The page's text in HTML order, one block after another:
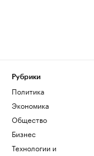
Рубрики
Политика
Экономика
Общество
Бизнес
Технологии и